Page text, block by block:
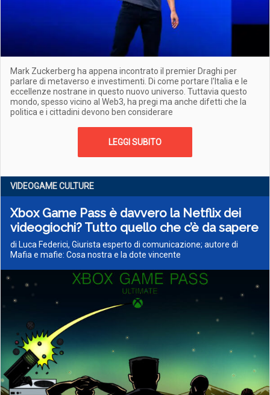
Mark Zuckerberg ha appena incontrato il premier Draghi per
parlare di metaverso e investimenti. Di come portare l'Italia e le
eccellenze nostrane in questo nuovo universo. Tuttavia questo
mondo, spesso vicino al Web3, ha pregi ma anche difetti che la
politica e i cittadini devono ben considerare
LEGGI SUBITO
VIDEOGAME CULTURE
Xbox Game Pass è davvero la Netflix dei
videogiochi? Tutto quello che c’è da sapere
di Luca Federici, Giurista esperto di comunicazione; autore di
Mafia e mafie: Cosa nostra e la dote vincente